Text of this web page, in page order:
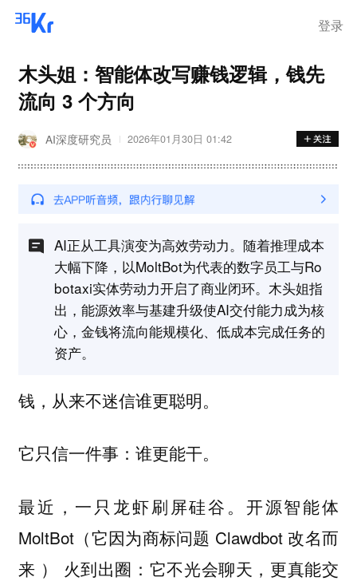
登录
木头姐：智能体改写赚钱逻辑，钱先
流向 3 个方向
AI深度研究员 2026年01月30日 01:42
AI正从工具演变为高效劳动力。随着推理成本
大幅下降，以MoltBot为代表的数字员工与Ro
botaxi实体劳动力开启了商业闭环。木头姐指
出，能源效率与基建升级使AI交付能力成为核
心，金钱将流向能规模化、低成本完成任务的
资产。
钱，从来不迷信谁更聪明。
它只信一件事：谁更能干。
最近，一只龙虾刷屏硅谷。开源智能体
MoltBot（它因为商标问题 Clawdbot 改名而
来 ） 火到出圈：它不光会聊天，更真能交